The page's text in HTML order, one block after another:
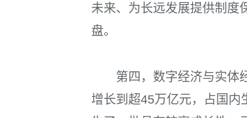
未来、为长远发展提供制度
盘。
第四，数字经济与实体
增长到超45万亿元，占国